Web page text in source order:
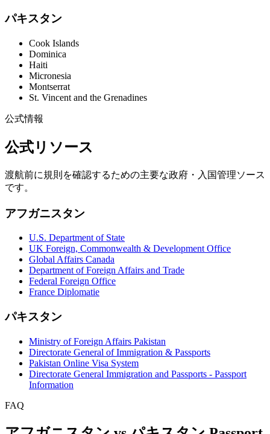
パキスタン
Cook Islands
Dominica
Haiti
Micronesia
Montserrat
St. Vincent and the Grenadines
公式情報
公式リソース
渡航前に規則を確認するための主要な政府・入国管理ソース
です。
アフガニスタン
U.S. Department of State
UK Foreign, Commonwealth & Development Office
Global Affairs Canada
Department of Foreign Affairs and Trade
Federal Foreign Office
France Diplomatie
パキスタン
Ministry of Foreign Affairs Pakistan
Directorate General of Immigration & Passports
Pakistan Online Visa System
Directorate General Immigration and Passports - Passport
Information
FAQ